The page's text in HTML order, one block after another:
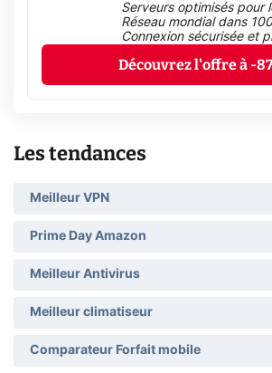
Serveurs optimisés pour
Réseau mondial dans
Connexion sécurisée et
Découvrez l'offre à -
Les tendances
Meilleur VPN
Prime Day Amazon
Meilleur Antivirus
Meilleur climatiseur
Comparateur Forfait mobile